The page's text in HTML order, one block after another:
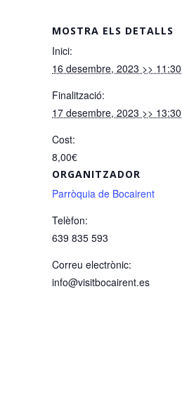
MOSTRA ELS DETALLS
Inici:
16 desembre, 2023 >> 11:30
Finalització:
17 desembre, 2023 >> 13:30
Cost:
8,00€
ORGANITZADOR
Parròquia de Bocairent
Telèfon:
639 835 593
Correu electrònic:
info@visitbocairent.es